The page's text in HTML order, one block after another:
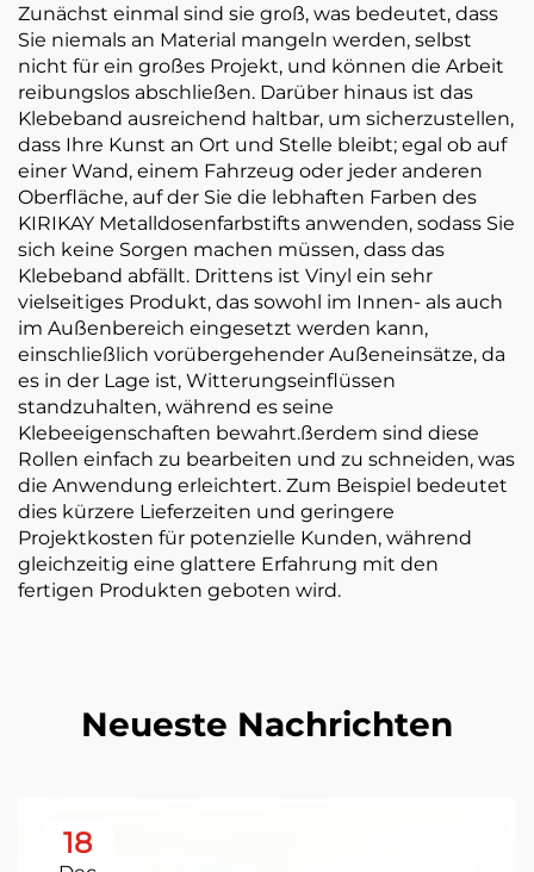
Zunächst einmal sind sie groß, was bedeutet, dass
Sie niemals an Material mangeln werden, selbst
nicht für ein großes Projekt, und können die Arbeit
reibungslos abschließen. Darüber hinaus ist das
Klebeband ausreichend haltbar, um sicherzustellen,
dass Ihre Kunst an Ort und Stelle bleibt; egal ob auf
einer Wand, einem Fahrzeug oder jeder anderen
Oberfläche, auf der Sie die lebhaften Farben des
KIRIKAY Metalldosenfarbstifts anwenden, sodass Sie
sich keine Sorgen machen müssen, dass das
Klebeband abfällt. Drittens ist Vinyl ein sehr
vielseitiges Produkt, das sowohl im Innen- als auch
im Außenbereich eingesetzt werden kann,
einschließlich vorübergehender Außeneinsätze, da
es in der Lage ist, Witterungseinflüssen
standzuhalten, während es seine
Klebeeigenschaften bewahrt.ßerdem sind diese
Rollen einfach zu bearbeiten und zu schneiden, was
die Anwendung erleichtert. Zum Beispiel bedeutet
dies kürzere Lieferzeiten und geringere
Projektkosten für potenzielle Kunden, während
gleichzeitig eine glattere Erfahrung mit den
fertigen Produkten geboten wird.
Neueste Nachrichten
18